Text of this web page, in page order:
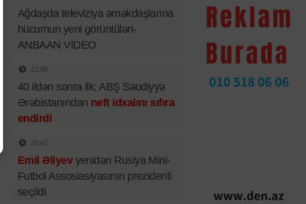
Ağdaşda televiziya əməkdaşlarına
hücumun yeni görüntüləri-
ANBAAN VİDEO
21:00
40 ildən sonra ilk: ABŞ Səudiyyə
Ərəbistanından neft idxalını sıfıra
endirdi
20:42
Emil Əliyevyenidən Rusiya Mini-
Futbol Assosiasiyasının prezidenti
seçildi